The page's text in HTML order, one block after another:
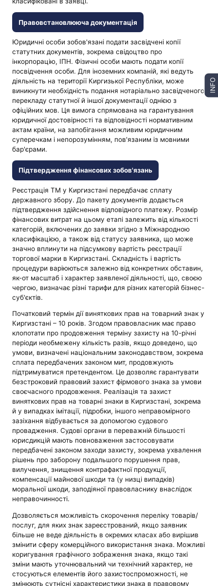
Правовстановлююча документація
Юридичні особи зобов'язані подати засвідчені копії
статутних документів, зокрема свідоцтво про
інкорпорацію, ІПН. Фізичні особи мають подати копії
посвідчення особи. Для іноземних компаній, які ведуть
діяльність на території Киргизької Республіки, може
виникнути необхідність подання нотаріально засвідченого
перекладу статутної й іншої документації однією з
офіційних мов. Ця вимога спрямована на гарантування
юридичної достовірності та відповідності нормативним
актам країни, на запобігання можливим юридичним
суперечкам і непорозумінням, пов'язаним із мовними
бар'єрами.
Підтвердження фінансових зобов'язань
Реєстрація ТМ у Киргизстані передбачає сплату
державного збору. До пакету документів додається
підтвердження здійснення відповідного платежу. Розмір
фінансових витрат на цьому етапі залежить від кількості
категорій, включених до заявки згідно з Міжнародною
класифікацією, а також від статусу заявника, що може
значно вплинути на підсумкову вартість реєстрації
торгової марки в Киргизстані. Складність і вартість
процедури варіюються залежно від конкретних обставин,
як-от масштаб і характер заявленої діяльності, що, своєю
чергою, визначає різні тарифи для різних категорій бізнес-
суб'єктів.
Початковий термін дії виняткових прав на товарний знак у
Киргизстані – 10 років. Згодом правовласник має право
клопотати про продовження терміну захисту на 10-річні
періоди необмежену кількість разів, якщо доведено, що
умови, визначені національним законодавством, зокрема
сплата передбачених законом мит, продовжують
підтримуватися претендентом. Це дозволяє гарантувати
безстроковий правовий захист фірмового знака за умови
своєчасного продовження. Реалізація та захист
виняткових прав на товарні знаки в Киргизстані, зокрема
й у випадках імітації, підробки, іншого неправомірного
зазіхання відбувається за допомогою судового
провадження. Судові органи в переважній більшості
юрисдикцій мають повноваження застосовувати
передбачені законом заходи захисту, зокрема ухвалення
рішень про заборону подальшого порушення прав,
вилучення, знищення контрафактної продукції,
компенсації майнової шкоди та (у низці випадків)
моральної шкоди, заподіяної правовласнику внаслідок
неправочинності.
Дозволяється можливість скорочення переліку товарів/
послуг, для яких знак зареєстрований, якщо заявник
більше не веде діяльність в окремих класах або вирішив
змінити сферу комерційного використання знака. Можливі
коригування графічного зображення знака, якщо такі
зміни мають уточнювальний чи технічний характер, не
стосуються елементів його захистоспроможності, не
змінюють сутнісні характеристики знака в правовому
INFO